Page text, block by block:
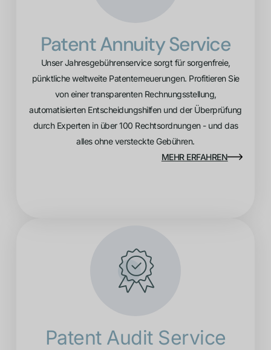
Patent Annuity Service
Unser Jahresgebührenservice sorgt für sorgenfreie,
pünktliche weltweite Patenterneuerungen. Profitieren Sie
von einer transparenten Rechnungsstellung,
automatisierten Entscheidungshilfen und der Überprüfung
durch Experten in über 100 Rechtsordnungen - und das
alles ohne versteckte Gebühren.
MEHR ERFAHREN
Patent Audit Service